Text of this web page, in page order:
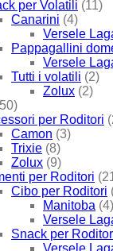
per Volatili (11)
Canarini (4)
Versele
Pappagallini
Versele
Tutti i volatili (2)
Zolux (2)
per Roditori
Camon (3)
Trixie (8)
Zolux (9)
per Roditori
Cibo per Roditori
Manitoba (4)
Versele
Snack per
Versele